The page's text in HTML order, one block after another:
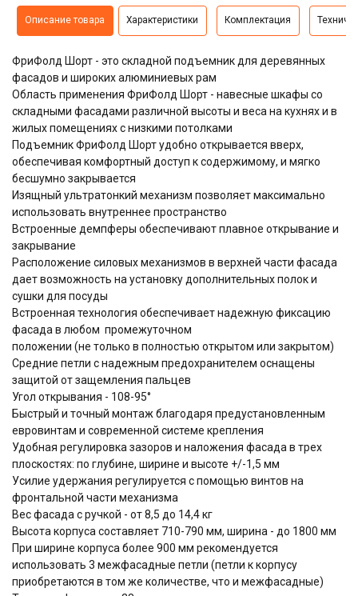
Описание товара Характеристики Комплектация
ФриФолд Шорт - это складной подъемник для деревянных
фасадов и широких алюминиевых рам
Область применения ФриФолд Шорт - навесные шкафы со
складными фасадами различной высоты и веса на кухнях и в
жилых помещениях с низкими потолками
Подъемник ФриФолд Шорт удобно открывается вверх,
обеспечивая комфортный доступ к содержимому, и мягко
бесшумно закрывается
Изящный ультратонкий механизм позволяет максимально
использовать внутреннее пространство
Встроенные демпферы обеспечивают плавное открывание и
закрывание
Расположение силовых механизмов в верхней части фасада
дает возможность на установку дополнительных полок и
сушки для посуды
Встроенная технология обеспечивает надежную фиксацию
фасада в любом промежуточном
положении (не только в полностью открытом или закрытом)
Средние петли с надежным предохранителем оснащены
защитой от защемления пальцев
Угол открывания - 108-95°
Быстрый и точный монтаж благодаря предустановленным
евровинтам и современной системе крепления
Удобная регулировка зазоров и наложения фасада в трех
плоскостях: по глубине, ширине и высоте +/-1,5 мм
Усилие удержания регулируется с помощью винтов на
фронтальной части механизма
Вес фасада с ручкой - от 8,5 до 14,4 кг
Высота корпуса составляет 710-790 мм, ширина - до 1800 мм
При ширине корпуса более 900 мм рекомендуется
использовать 3 межфасадные петли (петли к корпусу
приобретаются в том же количестве, что и межфасадные)